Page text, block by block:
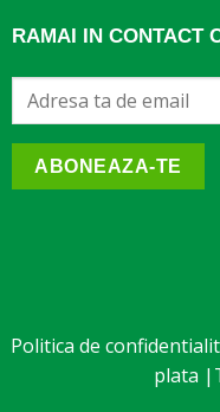
RAMAI IN CONTACT
ABONEAZA-TE
Politica de
plata |